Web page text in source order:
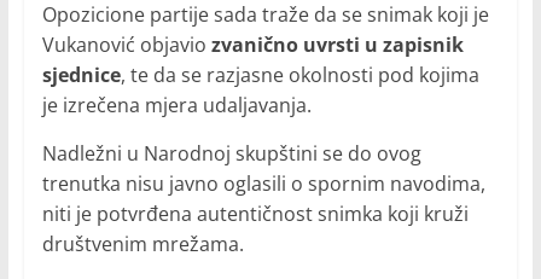
Opozicione partije sada traže da se snimak koji je
Vukanović objavio zvanično uvrsti u zapisnik
sjednice, te da se razjasne okolnosti pod kojima
je izrečena mjera udaljavanja.
Nadležni u Narodnoj skupštini se do ovog
trenutka nisu javno oglasili o spornim navodima,
niti je potvrđena autentičnost snimka koji kruži
društvenim mrežama.